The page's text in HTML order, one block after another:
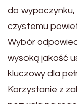
do wypoczynku,
czystemu
Wybór
wysoką jakość
kluczowy dla
Korzystanie z